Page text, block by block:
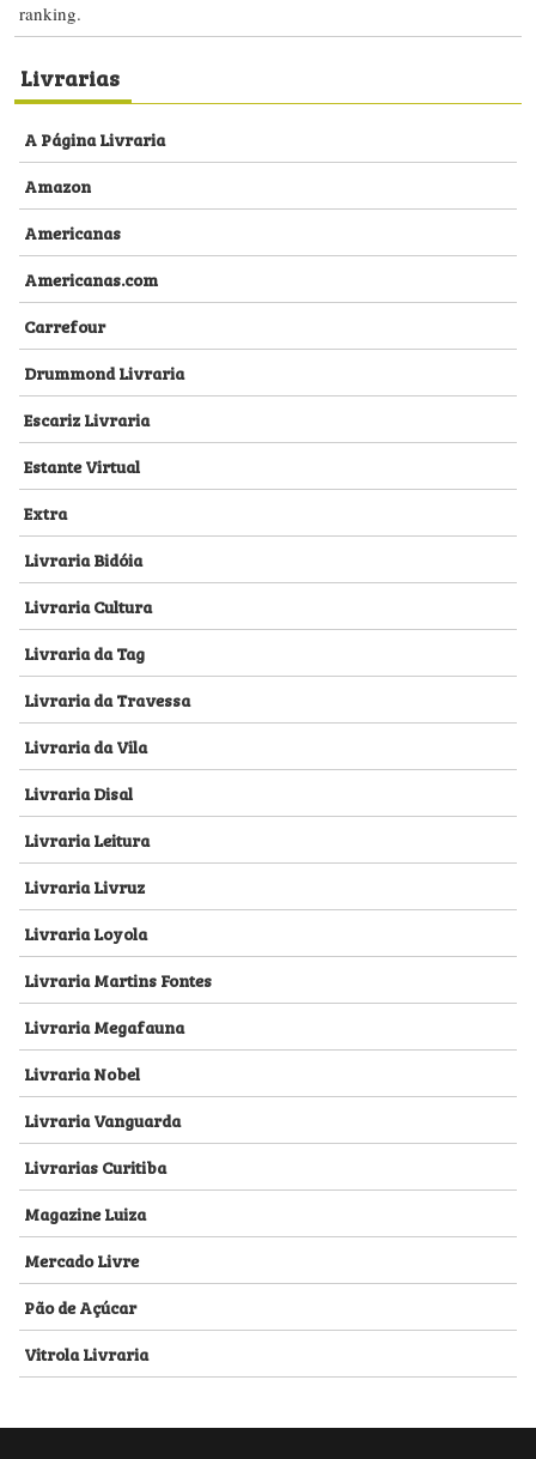
ranking.
Livrarias
A Página Livraria
Amazon
Americanas
Americanas.com
Carrefour
Drummond Livraria
Escariz Livraria
Estante Virtual
Extra
Livraria Bidóia
Livraria Cultura
Livraria da Tag
Livraria da Travessa
Livraria da Vila
Livraria Disal
Livraria Leitura
Livraria Livruz
Livraria Loyola
Livraria Martins Fontes
Livraria Megafauna
Livraria Nobel
Livraria Vanguarda
Livrarias Curitiba
Magazine Luiza
Mercado Livre
Pão de Açúcar
Vitrola Livraria